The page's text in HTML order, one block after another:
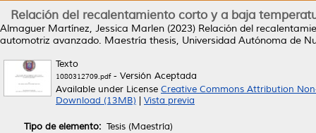
Relación del recalentamiento corto y a baja
Almaguer Martínez, Jessica Marlen (2023) Relación del
automotriz avanzado. Maestría thesis, Universidad Autónoma de
Texto
1080312709.pdf- Versión Aceptada
Available under License Creative Commons Attribution
Download (13MB)
Vista previa
Tipo de elemento: Tesis (Maestría)